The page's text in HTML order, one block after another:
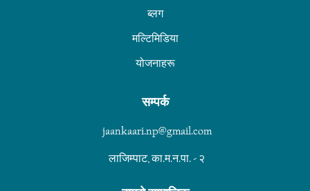
ब्लग
मल्टिमिडिया
योजनाहरू
सम्पर्क
jaankaari.np@gmail.com
लाजिम्पाट, का.म.न.पा. - २